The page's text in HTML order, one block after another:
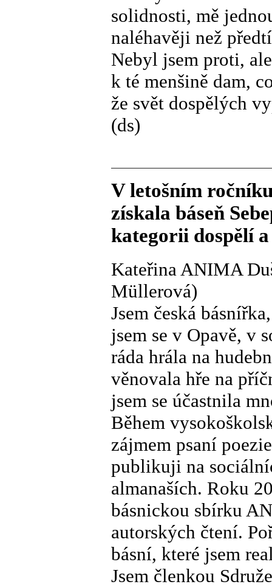
solidnosti, mě
naléhavěji než
Nebyl jsem proti,
k té menšině dam,
že svět dospělých
(ds)
V letošním
získala báseň
kategorii dospělí
Kateřina ANIMA
Müllerová)
Jsem česká
jsem se v Opavě, v
ráda hrála na
věnovala hře na
jsem se účastnila
Během
zájmem psaní
publikuji na
almanaších. Roku
básnickou sbírku
autorských čtení.
básní, které jsem
Jsem členkou